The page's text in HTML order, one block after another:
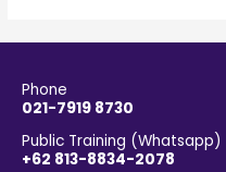
Phone
021-7919 8730
Public Training (Whatsapp)
+62 813-8834-2078